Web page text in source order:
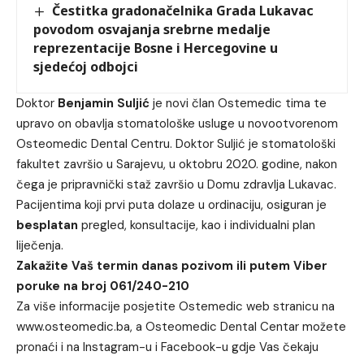
Čestitka gradonačelnika Grada Lukavac
povodom osvajanja srebrne medalje
reprezentacije Bosne i Hercegovine u
sjedećoj odbojci
Doktor Benjamin Suljić je novi član Ostemedic tima te
upravo on obavlja stomatološke usluge u novootvorenom
Osteomedic Dental Centru. Doktor Suljić je stomatološki
fakultet završio u Sarajevu, u oktobru 2020. godine, nakon
čega je pripravnički staž završio u Domu zdravlja Lukavac.
Pacijentima koji prvi puta dolaze u ordinaciju, osiguran je
besplatan pregled, konsultacije, kao i individualni plan
liječenja.
Zakažite Vaš termin danas pozivom ili putem Viber
poruke na broj 061/240-210
Za više informacije posjetite Ostemedic web stranicu na
www.osteomedic.ba, a Osteomedic Dental Centar možete
pronaći i na Instagram-u i Facebook-u gdje Vas čekaju